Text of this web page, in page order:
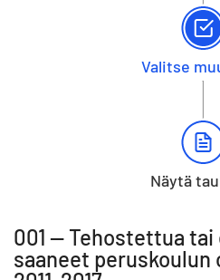
Valitse
Näytä
001 -- Tehostettua
saaneet